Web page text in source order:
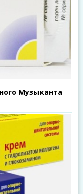
Музыканта